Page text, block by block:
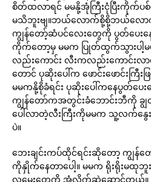
စိတ်ထလာရင် မမနို့အုံကြီးငုံပြီးကိုက်ပ
မသိဘူးဗျ။ဘယ်လောက်စို့စို့ဘယ်လော
ကျွန်တော့်ဆံပင်လေးတွေကို ပွတ်ပေးန
ကိုက်တော့မှ မမက ပြုတ်ထွက်သွားပါ့
လည်းကောင်း လီးကလည်းကောင်းလ
တောင် ပုဆိုးပေါ်က ဖောင်းဖောင်းကြီ
မမကနို့စိုခံရင်း ပုဆိုးပေါ်ကနေပွတ်ပေး
ကျွန်တော်ကအတွင်းခံဘောင်းဘီကို ခ
ပေါ်လာတဲ့လီးကြီးကိုမမက သူ့လက်နွေး
ပဲ။
ဘေးချင်းကပ်ထိုင်ရင်းဆိုတော့ ကျွန်
ကိုနှိုက်နေတာပေါ့။ မမက ရိုးရိုးမထု
လမွှေးတွေကို အုံလိုက်ဆွဲဆောင့်တယ်။